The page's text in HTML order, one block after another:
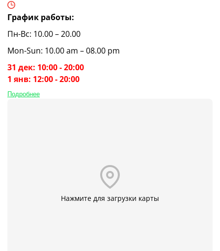
График работы:
Пн-Вс: 10.00 – 20.00
Mon-Sun: 10.00 am – 08.00 pm
31 дек: 10:00 - 20:00
1 янв: 12:00 - 20:00
Подробнее
Нажмите для загрузки карты